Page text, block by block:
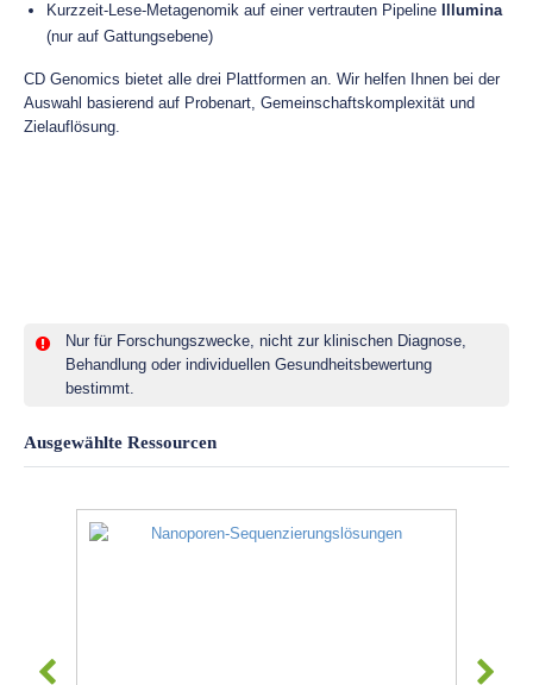
Kurzzeit-Lese-Metagenomik auf einer vertrauten Pipeline
Illumina
(nur auf Gattungsebene)
CD Genomics bietet alle drei Plattformen an. Wir helfen Ihnen bei der
Auswahl basierend auf Probenart, Gemeinschaftskomplexität und
Zielauflösung.
Nur für Forschungszwecke, nicht zur klinischen Diagnose,
Behandlung oder individuellen Gesundheitsbewertung
bestimmt.
Ausgewählte Ressourcen